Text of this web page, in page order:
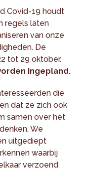
Covid-19 houdt
regels laten
van onze
De
tot 29 oktober.
ingepland.
die
dat ze zich ook
samen over het
We
uitgediept
waarbij
verzoend